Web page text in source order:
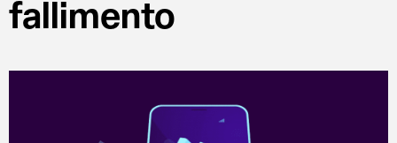
fallimento